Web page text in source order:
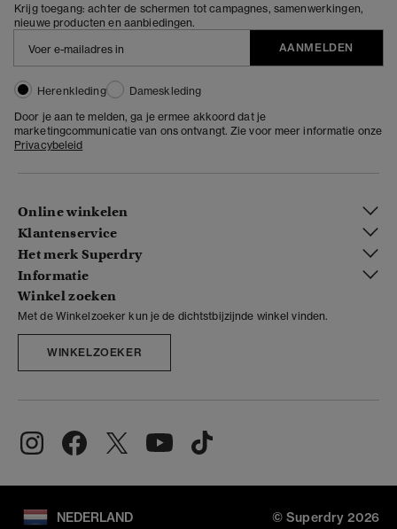
Krijg toegang: achter de schermen tot campagnes, samenwerkingen,
nieuwe producten en aanbiedingen.
AANMELDEN
Herenkleding
Dameskleding
Door je aan te melden, ga je ermee akkoord dat je
marketingcommunicatie van ons ontvangt. Zie voor meer informatie onze
Privacybeleid
Online winkelen
Klantenservice
Het merk Superdry
Informatie
Winkel zoeken
Met de Winkelzoeker kun je de dichtstbijzijnde winkel vinden.
WINKELZOEKER
NEDERLAND © Superdry 2026